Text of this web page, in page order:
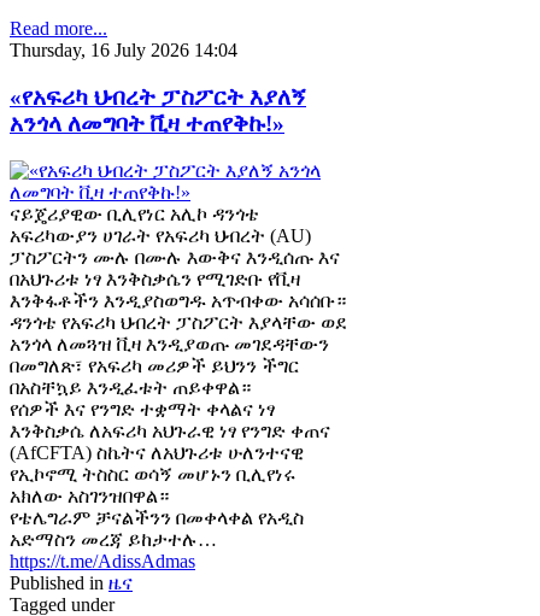
Read more...
Thursday, 16 July 2026 14:04
«የአፍሪካ ህብረት ፓስፖርት እያለኝ
አንጎላ ለመግባት ቪዛ ተጠየቅኩ!»
ናይጄሪያዊው ቢሊየነር አሊኮ ዳንጎቴ
አፍሪካውያን ሀገራት የአፍሪካ ህብረት (AU)
ፓስፖርትን ሙሉ በሙሉ እውቅና እንዲሰጡ እና
በአህጉሪቱ ነፃ እንቅስቃሴን የሚገድቡ የቪዛ
እንቅፋቶችን እንዲያስወግዱ አጥብቀው አሳሰቡ።
ዳንጎቴ የአፍሪካ ህብረት ፓስፖርት እያላቸው ወደ
አንጎላ ለመጓዝ ቪዛ እንዲያወጡ መገደዳቸውን
በመግለጽ፣ የአፍሪካ መሪዎች ይህንን ችግር
በአስቸኳይ እንዲፈቱት ጠይቀዋል።
የሰዎች እና የንግድ ተቋማት ቀላልና ነፃ
እንቅስቃሴ ለአፍሪካ አህጉራዊ ነፃ የንግድ ቀጠና
(AfCFTA) ስኬትና ለአህጉሪቱ ሁለንተናዊ
የኢኮኖሚ ትስስር ወሳኝ መሆኑን ቢሊየነሩ
አክለው አስገንዝበዋል።
የቴሌግራም ቻናልችንን በመቀላቀል የአዲስ
አድማስን መረጃ ይከታተሉ…
https://t.me/AdissAdmas
Published in ዜና
Tagged under